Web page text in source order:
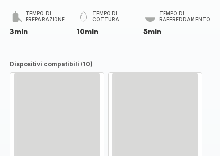
TEMPO DI
PREPARAZIONE
3min
TEMPO DI
COTTURA
10min
TEMPO DI
RAFFREDDAMENTO
5min
Dispositivi compatibili (10)